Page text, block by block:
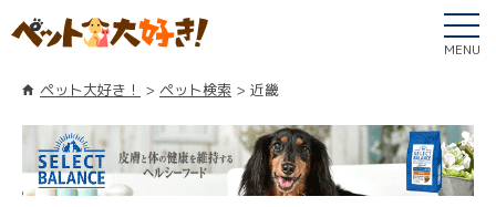
MENU
ペット大好き！ ペット検索 近畿